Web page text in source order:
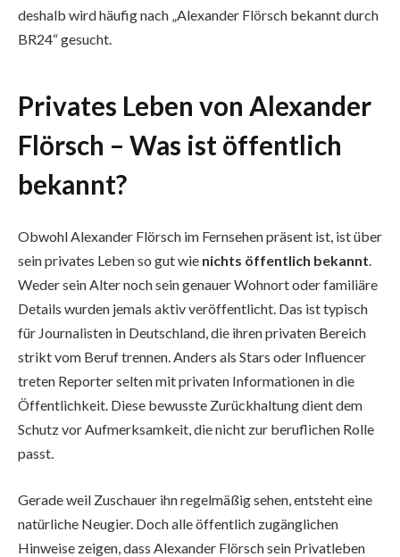
deshalb wird häufig nach „Alexander Flörsch bekannt durch
BR24“ gesucht.
Privates Leben von Alexander
Flörsch – Was ist öffentlich
bekannt?
Obwohl Alexander Flörsch im Fernsehen präsent ist, ist über
sein privates Leben so gut wie nichts öffentlich bekannt.
Weder sein Alter noch sein genauer Wohnort oder familiäre
Details wurden jemals aktiv veröffentlicht. Das ist typisch
für Journalisten in Deutschland, die ihren privaten Bereich
strikt vom Beruf trennen. Anders als Stars oder Influencer
treten Reporter selten mit privaten Informationen in die
Öffentlichkeit. Diese bewusste Zurückhaltung dient dem
Schutz vor Aufmerksamkeit, die nicht zur beruflichen Rolle
passt.
Gerade weil Zuschauer ihn regelmäßig sehen, entsteht eine
natürliche Neugier. Doch alle öffentlich zugänglichen
Hinweise zeigen, dass Alexander Flörsch sein Privatleben